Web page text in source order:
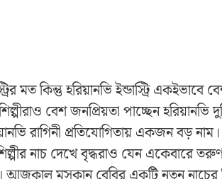
মত কিন্তু হরিয়ানভি ইন্ডাস্ট্রি
বেশ জনপ্রিয়তা পাচ্ছেন
রাগিনী প্রতিযোগিতায় একজন বড়
নাচ দেখে বৃদ্ধরাও যেন একেবারে